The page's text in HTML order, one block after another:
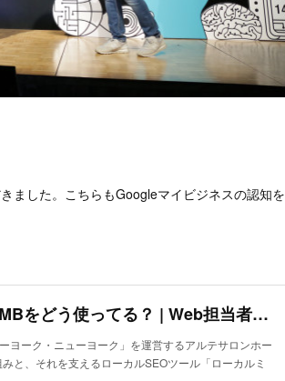
ました。こちらもGoogleマイビジネスの認知を
大手美容院チェーンは、GMBをどう使ってる？ | Web担当者Forum
ヨーク・ニューヨーク」を運営するアルテサロンホー
と、それを支えるローカルSEOツール「ローカルミ